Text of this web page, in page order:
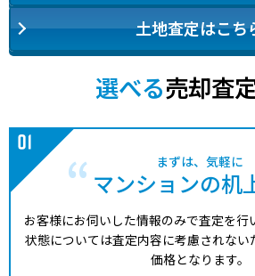
土地査定はこち
選べる売却査
まずは、気軽に
マンションの机
お客様にお伺いした情報のみで査定を行
状態については査定内容に考慮されない
価格となります。